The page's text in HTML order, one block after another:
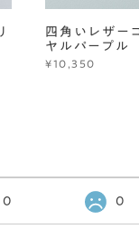
四角いレザー
ヤルパープル
¥10,350
0 0